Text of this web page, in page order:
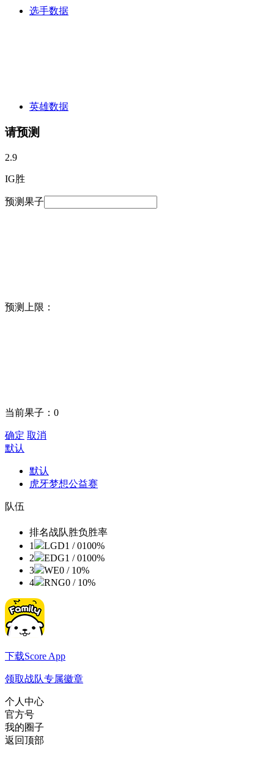
选手数据
英雄数据
请预测
2.9
IG胜
预测果子
预测上限：
当前果子： 0
确定 取消
默认
默认
虎牙梦想公益赛
队伍
排名战队胜负胜率
1
LGD1 / 0100%
2
EDG1 / 0100%
3
WE0 / 10%
4
RNG0 / 10%
下载Score App
领取战队专属徽章
个人中心
官方号
我的圈子
返回顶部